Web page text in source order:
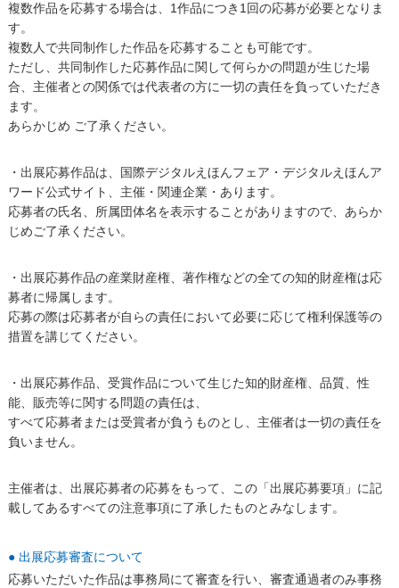
複数作品を応募する場合は、1作品につき1回の応募が必要となりま
す。
複数人で共同制作した作品を応募することも可能です。
ただし、共同制作した応募作品に関して何らかの問題が生じた場
合、主催者との関係では代表者の方に一切の責任を負っていただき
ます。
あらかじめ ご了承ください。
・出展応募作品は、国際デジタルえほんフェア・デジタルえほんア
ワード公式サイト、主催・関連企業・あります。
応募者の氏名、所属団体名を表示することがありますので、あらか
じめご了承ください。
・出展応募作品の産業財産権、著作権などの全ての知的財産権は応
募者に帰属します。
応募の際は応募者が自らの責任において必要に応じて権利保護等の
措置を講じてください。
・出展応募作品、受賞作品について生じた知的財産権、品質、性
能、販売等に関する問題の責任は、
すべて応募者または受賞者が負うものとし、主催者は一切の責任を
負いません。
主催者は、出展応募者の応募をもって、この「出展応募要項」に記
載してあるすべての注意事項に了承したものとみなします。
● 出展応募審査について
応募いただいた作品は事務局にて審査を行い、審査通過者のみ事務